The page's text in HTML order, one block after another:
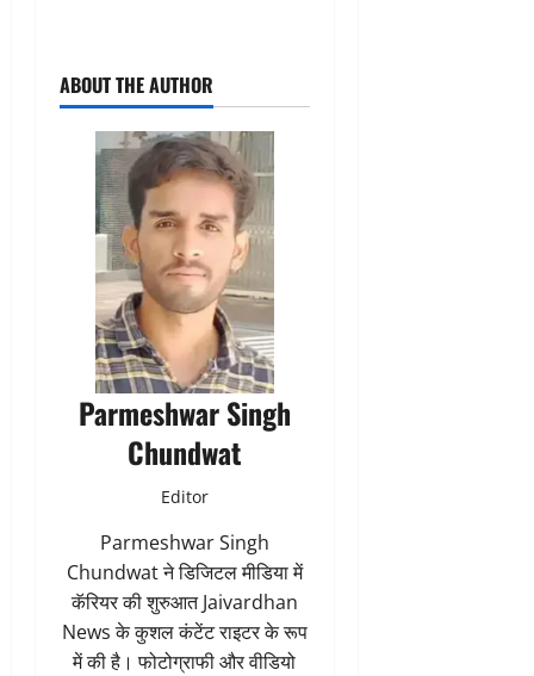
ABOUT THE AUTHOR
Parmeshwar Singh
Chundwat
Editor
Parmeshwar Singh
Chundwat ने डिजिटल मीडिया में
कॅरियर की शुरुआत Jaivardhan
News के कुशल कंटेंट राइटर के रूप
में की है। फोटोग्राफी और वीडियो